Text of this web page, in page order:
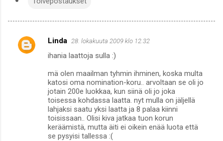
K
Linda 28. lokakuuta 2009 klo 12.32
ihania laattoja sulla :)
mä olen maailman tyhmin ihminen, koska multa
katosi oma nomination-koru.. arvoltaan se oli jo
jotain 200e luokkaa, kun siinä oli jo joka
toisessa kohdassa laatta. nyt mulla on jäljellä
lahjaksi saatu yksi laatta ja 8 palaa kiinni
toisissaan.. Olisi kiva jatkaa tuon korun
keräämistä, mutta äiti ei oikein enää luota että
se pysyisi tallessa :(